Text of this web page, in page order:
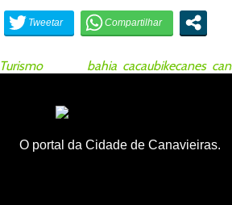
TurismoTagged bahia cacaubikecanes,
O portal da Cidade de Canavieiras.